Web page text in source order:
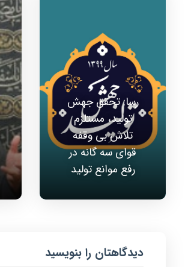
رسا: تحقق جهش
تولید، مستلزم
تلاش بی وقفه
قوای سه گانه در
رفع موانع تولید
دیدگاهتان را بنویسید